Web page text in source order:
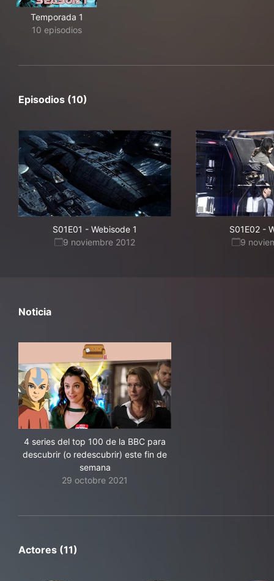
Temporada 1
10 episodios
Episodios (10)
S01E01 - Webisode 1
9 noviembre 2012
S01E02 -
9
Noticia
4 series del top 100 de la BBC para
descubrir (o redescubrir) este fin de
semana
29 octobre 2021
Actores (11)